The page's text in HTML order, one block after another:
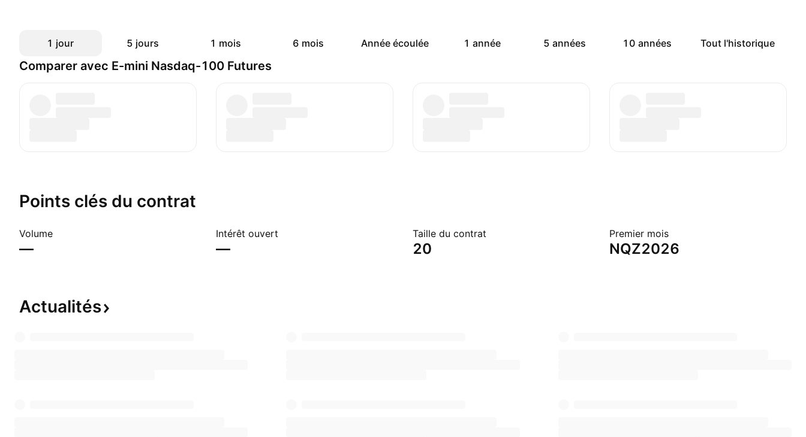
1 jour 5 jours 1 mois 6 mois Année écoulée 1 année 5 années 10 années Tout l'historique
Comparer avec E-mini Nasdaq-100 Futures
Points clés du contrat
Volume
—
Intérêt ouvert
—
Taille du contrat
20
Premier mois
NQZ2026
Actualités